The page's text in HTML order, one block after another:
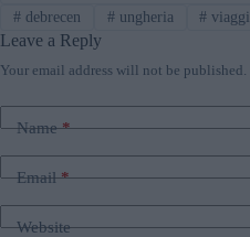
#debrecen #ungheria # viaggi
Leave a Reply
Your email address will not be published.
Name*
Email*
Website